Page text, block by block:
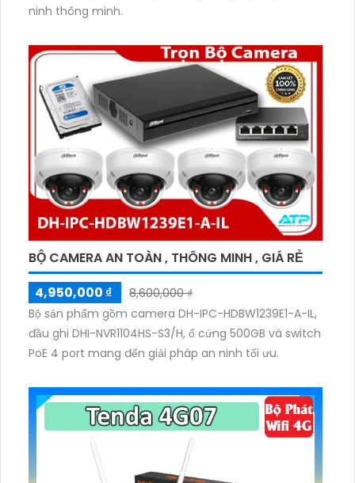
ninh thông minh.
BỘ CAMERA AN TOÀN , THÔNG MINH , GIÁ RẺ
4,950,000 ₫
8,600,000 ₫
Bộ sản phẩm gồm camera DH-IPC-HDBW1239E1-A-IL,
đầu ghi DHI-NVR1104HS-S3/H, ổ cứng 500GB và switch
PoE 4 port mang đến giải pháp an ninh tối ưu.